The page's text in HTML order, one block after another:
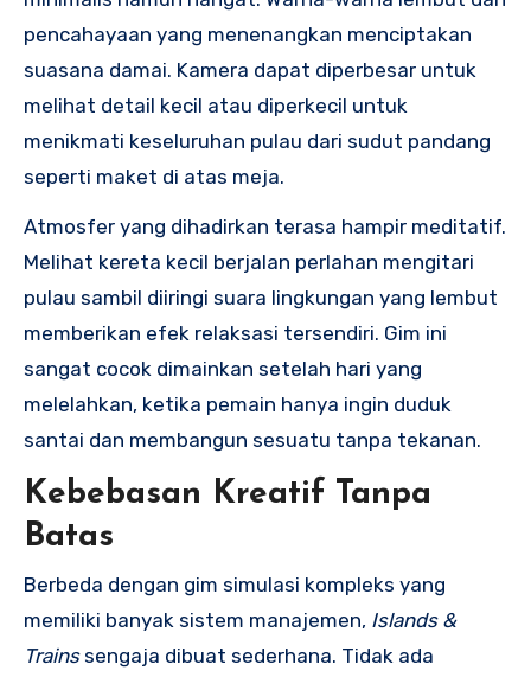
pencahayaan yang menenangkan menciptakan
suasana damai. Kamera dapat diperbesar untuk
melihat detail kecil atau diperkecil untuk
menikmati keseluruhan pulau dari sudut pandang
seperti maket di atas meja.
Atmosfer yang dihadirkan terasa hampir meditatif.
Melihat kereta kecil berjalan perlahan mengitari
pulau sambil diiringi suara lingkungan yang lembut
memberikan efek relaksasi tersendiri. Gim ini
sangat cocok dimainkan setelah hari yang
melelahkan, ketika pemain hanya ingin duduk
santai dan membangun sesuatu tanpa tekanan.
Kebebasan Kreatif Tanpa
Batas
Berbeda dengan gim simulasi kompleks yang
memiliki banyak sistem manajemen, Islands &
Trainssengaja dibuat sederhana. Tidak ada